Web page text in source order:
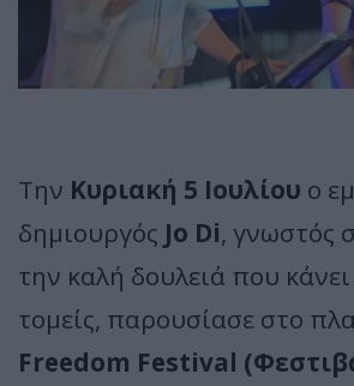
Την Κυριακή 5 Ιουλίου ο
δημιουργός Jo Di, γνωστός
την καλή δουλειά που
τομείς, παρουσίασε στο
Freedom Festival